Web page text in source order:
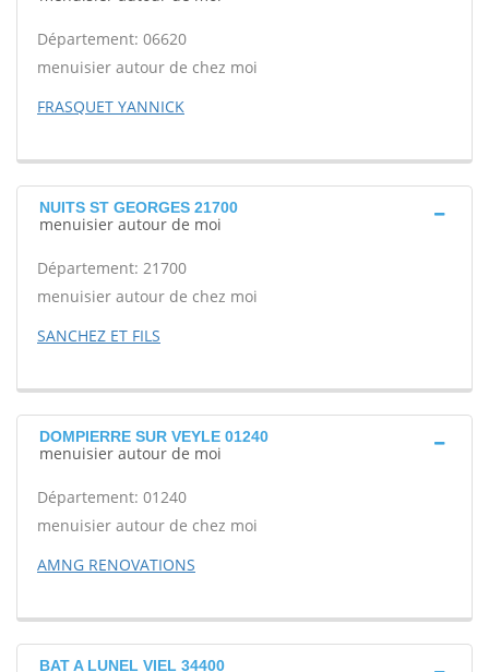
Département: 06620
menuisier autour de chez moi
FRASQUET YANNICK
NUITS ST GEORGES 21700
menuisier autour de moi
Département: 21700
menuisier autour de chez moi
SANCHEZ ET FILS
DOMPIERRE SUR VEYLE 01240
menuisier autour de moi
Département: 01240
menuisier autour de chez moi
AMNG RENOVATIONS
BAT A LUNEL VIEL 34400